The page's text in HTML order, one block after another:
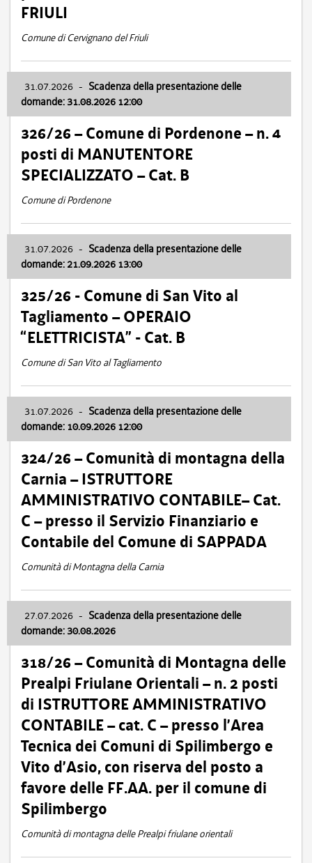
FRIULI
Comune di Cervignano del Friuli
31.07.2026 - Scadenza della presentazione delle
domande: 31.08.2026 12:00
326/26 – Comune di Pordenone – n. 4
posti di MANUTENTORE
SPECIALIZZATO – Cat. B
Comune di Pordenone
31.07.2026 - Scadenza della presentazione delle
domande: 21.09.2026 13:00
325/26 - Comune di San Vito al
Tagliamento – OPERAIO
“ELETTRICISTA” - Cat. B
Comune di San Vito al Tagliamento
31.07.2026 - Scadenza della presentazione delle
domande: 10.09.2026 12:00
324/26 – Comunità di montagna della
Carnia – ISTRUTTORE
AMMINISTRATIVO CONTABILE– Cat.
C – presso il Servizio Finanziario e
Contabile del Comune di SAPPADA
Comunità di Montagna della Carnia
27.07.2026 - Scadenza della presentazione delle
domande: 30.08.2026
318/26 – Comunità di Montagna delle
Prealpi Friulane Orientali – n. 2 posti
di ISTRUTTORE AMMINISTRATIVO
CONTABILE – cat. C – presso l’Area
Tecnica dei Comuni di Spilimbergo e
Vito d’Asio, con riserva del posto a
favore delle FF.AA. per il comune di
Spilimbergo
Comunità di montagna delle Prealpi friulane orientali